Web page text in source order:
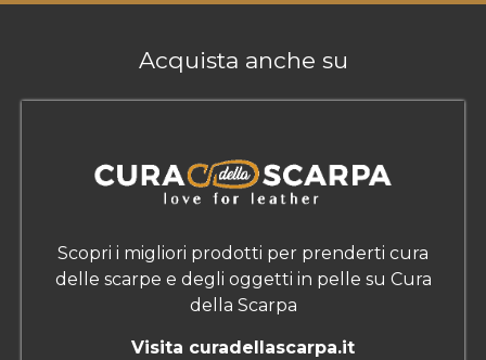
Acquista anche su
Scopri i migliori prodotti per prenderti cura
delle scarpe e degli oggetti in pelle su Cura
della Scarpa
Visita curadellascarpa.it